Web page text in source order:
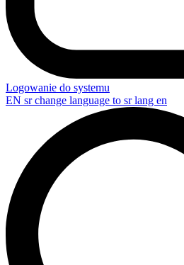
Logowanie do systemu
EN sr change language to sr lang en